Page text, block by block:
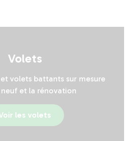
Volets
volets battants sur mesure
et la rénovation
les volets